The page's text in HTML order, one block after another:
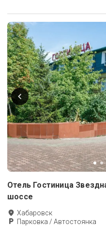
Отель Гостиница
шоссе
Хабаровск
Парковка / Автостоянка